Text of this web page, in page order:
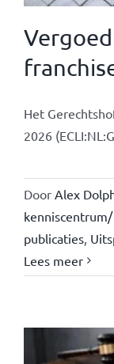
Het
2026
Door Alex
publicaties,
Lees meer